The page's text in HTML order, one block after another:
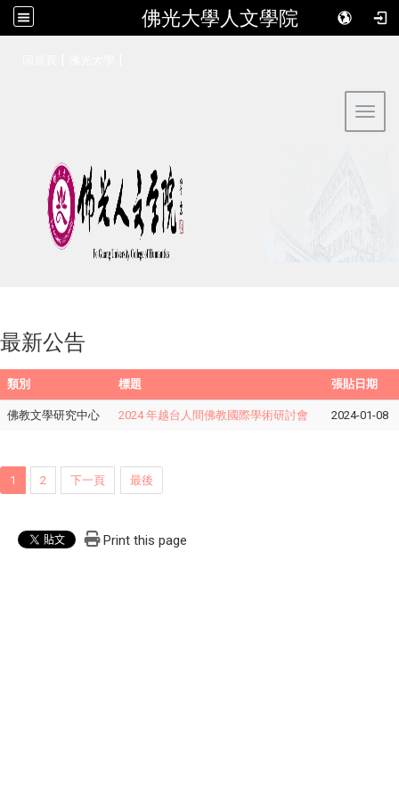
佛光大學人文學院
最新公告
類別 標題 張貼日期
佛教文學研究中心 2024 年越台人間佛教國際學術研討會 2024-01-08
1 2 下一頁 最後
Print this page